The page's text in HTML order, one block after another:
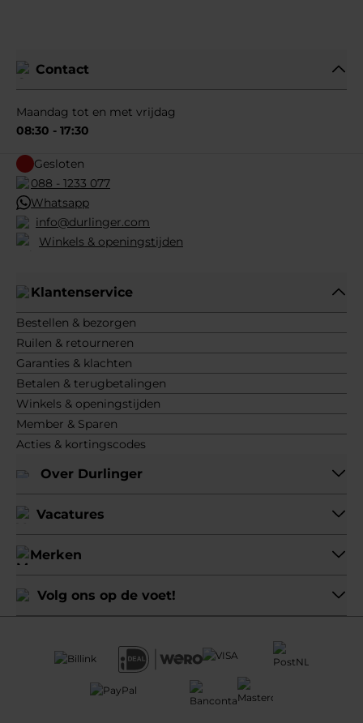
Contact
Maandag tot en met vrijdag
08:30 - 17:30
Gesloten
088 - 1233 077
Whatsapp
info@durlinger.com
Winkels & openingstijden
Klantenservice
Bestellen & bezorgen
Ruilen & retourneren
Garanties & klachten
Betalen & terugbetalingen
Winkels & openingstijden
Member & Sparen
Acties & kortingscodes
Over Durlinger
Vacatures
Merken
Volg ons op de voet!